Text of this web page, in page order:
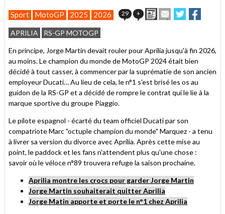
Sport MotoGP 2025 2026 29 + ImprimerEnvoyer
cet
un
ami
Partager
sur
sur
APRILIA RS-GP MOTOGP
En principe, Jorge Martin devait rouler pour Aprilia jusqu'à fin 2026,
au moins. Le champion du monde de MotoGP 2024 était bien
décidé à tout casser, à commencer par la suprématie de son ancien
employeur Ducati… Au lieu de cela, le n°1 s'est brisé les os au
guidon de la RS-GP et a décidé de rompre le contrat qui le lie à la
marque sportive du groupe Piaggio.
Le pilote espagnol - écarté du team officiel Ducati par son
compatriote Marc "octuple champion du monde" Marquez - a tenu
à livrer sa version du divorce avec Aprilia. Après cette mise au
point, le paddock et les fans n'attendent plus qu'une chose :
savoir où le véloce n°89 trouvera refuge la saison prochaine.
Aprilia montre les crocs pour garder Jorge Martin
Jorge Martin souhaiterait quitter Aprilia
Jorge Matin apporte et porte le n°1 chez Aprilia